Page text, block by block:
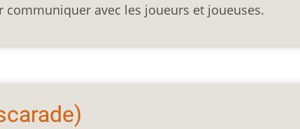
communiquer avec les joueurs et joueuses.